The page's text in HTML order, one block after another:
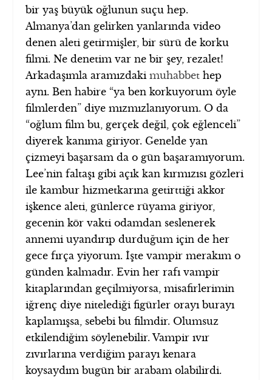
bir yaş büyük oğlunun suçu hep.
Almanya’dan gelirken yanlarında video
denen aleti getirmişler, bir sürü de korku
filmi. Ne denetim var ne bir şey, rezalet!
Arkadaşımla aramızdakimuhabbet hep
aynı. Ben habire “ya ben korkuyorum öyle
filmlerden” diye mızmızlanıyorum. O da
“oğlum film bu, gerçek değil, çok eğlenceli”
diyerek kanıma giriyor. Genelde yan
çizmeyi başarsam da o gün başaramıyorum.
Lee’nin faltaşı gibi açık kan kırmızısı gözleri
ile kambur hizmetkarına getirttiği akkor
işkence aleti, günlerce rüyama giriyor,
gecenin kör vakti odamdan seslenerek
annemi uyandırıp durduğum için de her
gece fırça yiyorum. İşte vampir merakım o
günden kalmadır. Evin her rafı vampir
kitaplarından geçilmiyorsa, misafirlerimin
iğrenç diye nitelediği figürler orayı burayı
kaplamışsa, sebebi bu filmdir. Olumsuz
etkilendiğim söylenebilir. Vampir ıvır
zıvırlarına verdiğim parayı kenara
koysaydım bugün bir arabam olabilirdi.